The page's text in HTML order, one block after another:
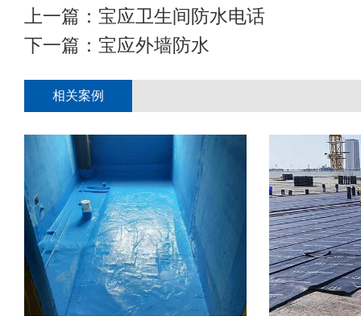
上一篇： 宝应卫生间防水电话
下一篇： 宝应外墙防水
相关案例